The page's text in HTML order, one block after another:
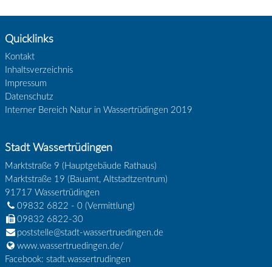
Quicklinks
Kontakt
Inhaltsverzeichnis
Impressum
Datenschutz
Interner Bereich Natur in Wassertrüdingen 2019
Stadt Wassertrüdingen
Marktstraße 9 (Hauptgebäude Rathaus)
Marktstraße 19 (Bauamt, Altstadtzentrum)
91717 Wassertrüdingen
09832 6822 - 0(Vermittlung)
09832 6822-30
poststelle@stadt-wassertruedingen.de
www.wassertruedingen.de/
Facebook: stadt.wassertrudingen